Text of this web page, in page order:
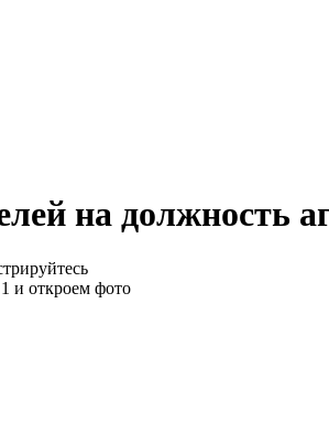
на должность
и откроем фото